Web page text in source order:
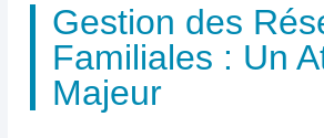
Gestion des
Familiales : Un
Majeur